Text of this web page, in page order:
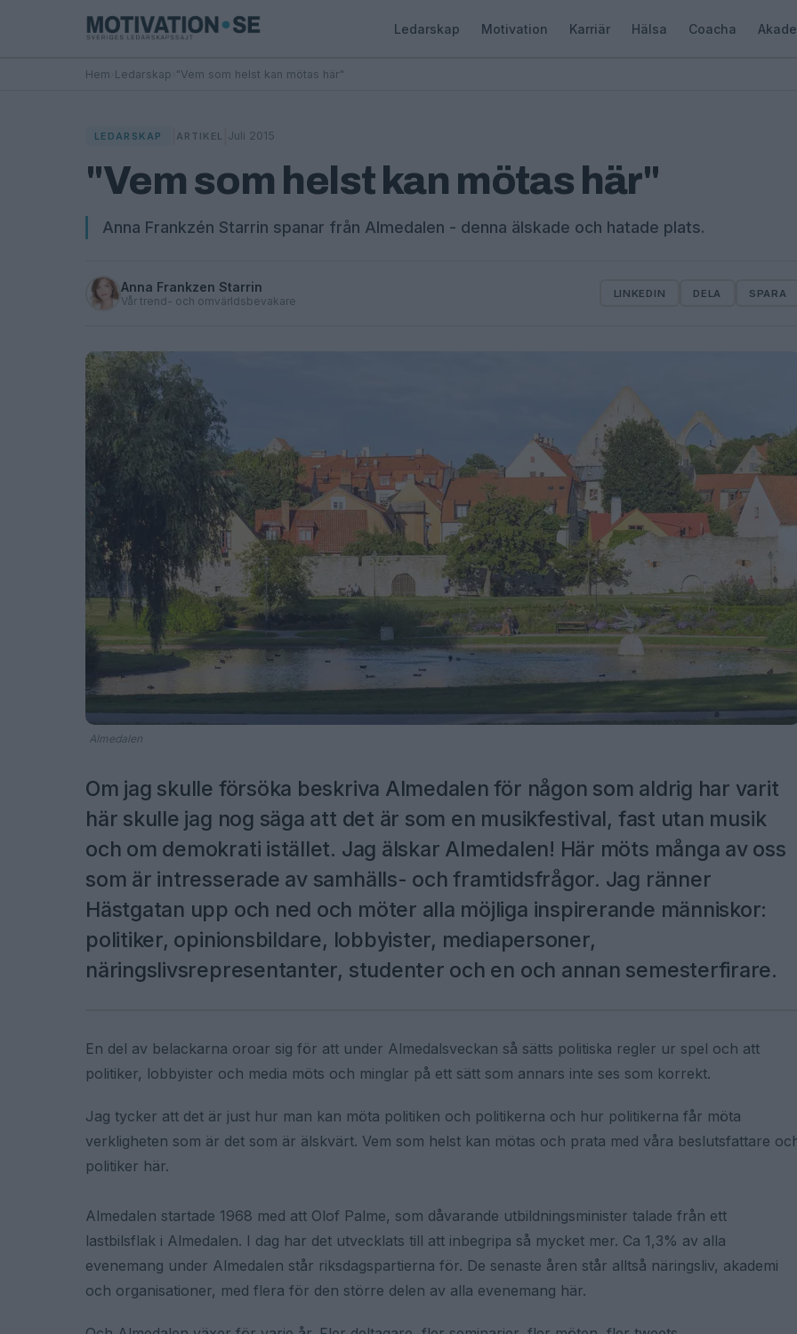
Ledarskap Motivation Karriär Hälsa Coacha
Hem Ledarskap "Vem som helst kan mötas här"
LEDARSKAP ARTIKEL Juli 2015
"Vem som helst kan mötas här"
Anna Frankzén Starrin spanar från Almedalen - denna älskade och hatade plats.
Anna Frankzen Starrin
Vår trend- och omvärldsbevakare
LINKEDIN DELA SPARA
Almedalen
Om jag skulle försöka beskriva Almedalen för någon som aldrig har varit
här skulle jag nog säga att det är som en musikfestival, fast utan musik
och om demokrati istället. Jag älskar Almedalen! Här möts många av oss
som är intresserade av samhälls- och framtidsfrågor. Jag ränner
Hästgatan upp och ned och möter alla möjliga inspirerande människor:
politiker, opinionsbildare, lobbyister, mediapersoner,
näringslivsrepresentanter, studenter och en och annan semesterfirare.
En del av belackarna oroar sig för att under Almedalsveckan så sätts politiska regler ur spel och att
politiker, lobbyister och media möts och minglar på ett sätt som annars inte ses som korrekt.
Jag tycker att det är just hur man kan möta politiken och politikerna och hur politikerna får möta
verkligheten som är det som är älskvärt. Vem som helst kan mötas och prata med våra beslutsfattare
politiker här.
Almedalen startade 1968 med att Olof Palme, som dåvarande utbildningsminister talade från ett
lastbilsflak i Almedalen. I dag har det utvecklats till att inbegripa så mycket mer. Ca 1,3% av alla
evenemang under Almedalen står riksdagspartierna för. De senaste åren står alltså näringsliv, akademi
och organisationer, med flera för den större delen av alla evenemang här.